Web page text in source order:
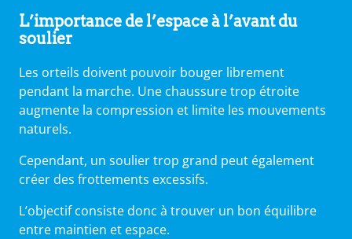
L’importance de l’espace à l’avant du
soulier
Les orteils doivent pouvoir bouger librement
pendant la marche. Une chaussure trop étroite
augmente la compression et limite les mouvements
naturels.
Cependant, un soulier trop grand peut également
créer des frottements excessifs.
L’objectif consiste donc à trouver un bon équilibre
entre maintien et espace.